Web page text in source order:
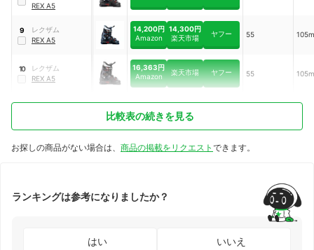
REX A5
9
レクザム
REX A5
14,200円
Amazon
14,300円
楽天市場
ヤフー 55
10
レクザム
REX A5
16,363円
Amazon
楽天市場 ヤフー 55
比較表の続きを見る
お探しの商品がない場合は、 商品の掲載をリクエスト できます。
ランキングは参考になりましたか？
はい いいえ